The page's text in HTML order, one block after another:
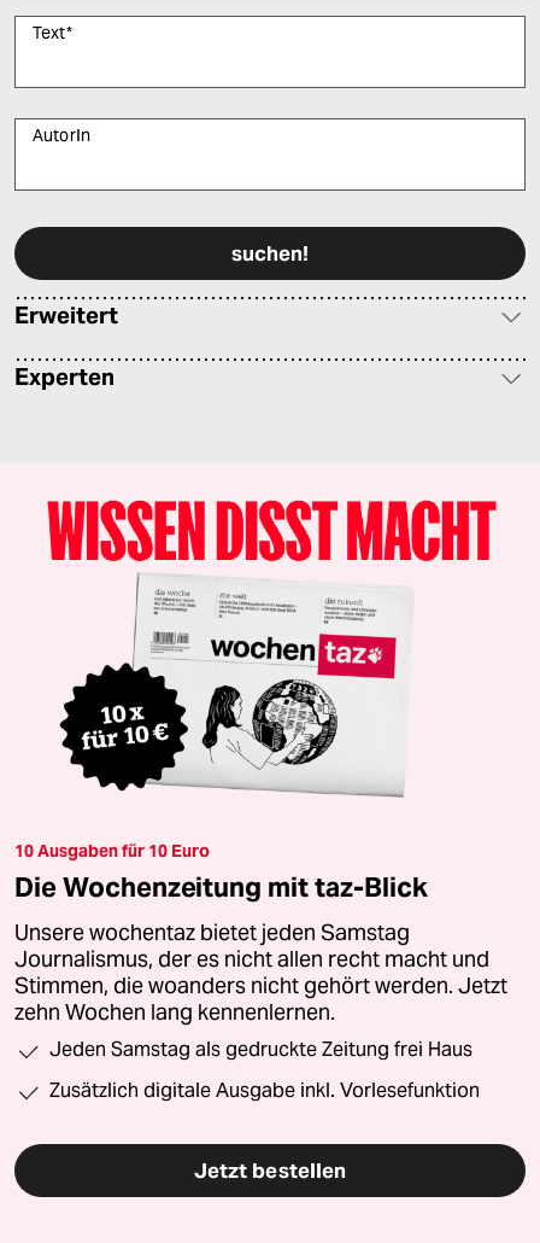
Text*
AutorIn
Erweitert
Experten
10 Ausgaben für 10 Euro
Die Wochenzeitung mit taz-Blick
Unsere wochentaz bietet jeden Samstag
Journalismus, der es nicht allen recht macht und
Stimmen, die woanders nicht gehört werden. Jetzt
zehn Wochen lang kennenlernen.
Jeden Samstag als gedruckte Zeitung frei Haus
Zusätzlich digitale Ausgabe inkl. Vorlesefunktion
Jetzt bestellen